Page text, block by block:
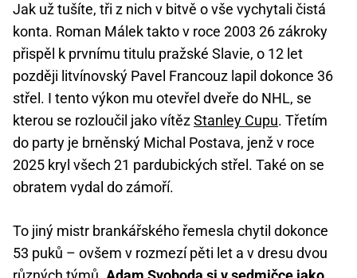
Jak už tušíte, tři z nich v bitvě o vše vychytali čistá
konta. Roman Málek takto v roce 2003 26 zákroky
přispěl k prvnímu titulu pražské Slavie, o 12 let
později litvínovský Pavel Francouz lapil dokonce 36
střel. I tento výkon mu otevřel dveře do NHL, se
kterou se rozloučil jako vítězStanley Cupu. Třetím
do party je brněnský Michal Postava, jenž v roce
2025 kryl všech 21 pardubických střel. Také on se
obratem vydal do zámoří.
To jiný mistr brankářského řemesla chytil dokonce
53 puků – ovšem v rozmezí pěti let a v dresu dvou